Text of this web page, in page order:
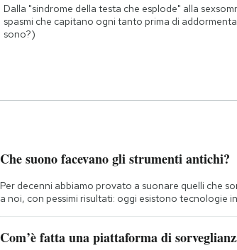
Dalla "sindrome della testa che esplode" alla
spasmi che capitano ogni tanto prima di
sono?)
Che suono facevano gli strumenti antichi?
Per decenni abbiamo provato a suonare quelli che
a noi, con pessimi risultati: oggi esistono tecnologie
Com’è fatta una piattaforma di